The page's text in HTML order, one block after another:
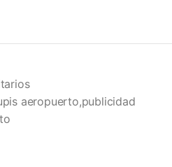
aeropuerto,publicidad